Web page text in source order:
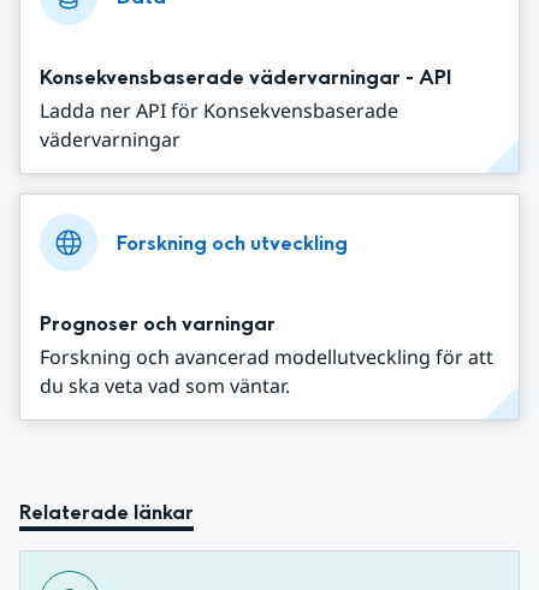
Konsekvensbaserade vädervarningar - API
Ladda ner API för Konsekvensbaserade
vädervarningar
Forskning och utveckling
Prognoser och varningar
Forskning och avancerad modellutveckling för att
du ska veta vad som väntar.
Relaterade länkar